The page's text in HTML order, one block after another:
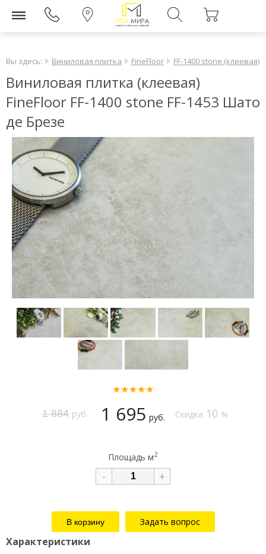
Вы здесь: Виниловая плитка FineFloor FF-1400 stone (клеевая)
Виниловая плитка (клеевая)
FineFloor FF-1400 stone FF-1453 Шато
де Брезе
★★★★★
1 884 руб. 1 695 руб. Скидка 10 %
Площадь м2
- +
Задать вопрос